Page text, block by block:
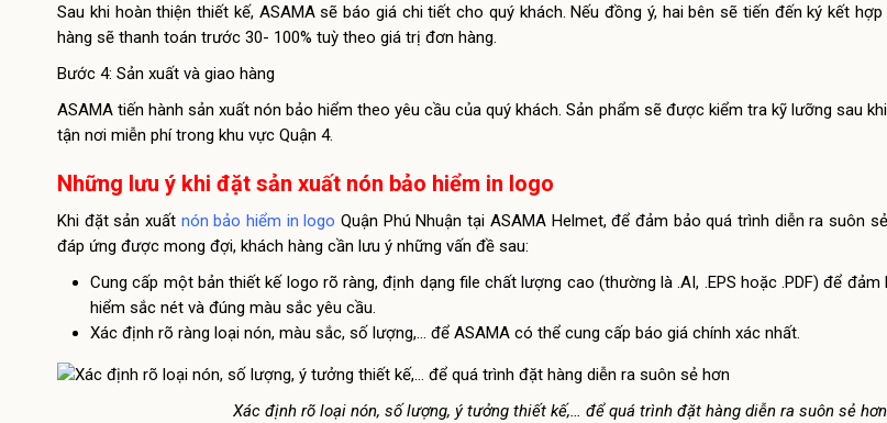
Sau khi hoàn thiện thiết kế, ASAMA sẽ báo giá chi tiết cho quý khách. Nếu đồng ý, hai bên sẽ tiến đến ký kết
hàng sẽ thanh toán trước 30- 100% tuỳ theo giá trị đơn hàng.
Bước 4: Sản xuất và giao hàng
ASAMA tiến hành sản xuất nón bảo hiểm theo yêu cầu của quý khách. Sản phẩm sẽ được kiểm tra kỹ lưỡng sau
tận nơi miễn phí trong khu vực Quận 4.
Những lưu ý khi đặt sản xuất nón bảo hiểm in logo
Khi đặt sản xuất nón bảo hiểm in logo Quận Phú Nhuận tại ASAMA Helmet, để đảm bảo quá trình diễn ra suôn
đáp ứng được mong đợi, khách hàng cần lưu ý những vấn đề sau:
Cung cấp một bản thiết kế logo rõ ràng, định dạng file chất lượng cao (thường là .AI, .EPS hoặc .PDF) để
hiểm sắc nét và đúng màu sắc yêu cầu.
Xác định rõ ràng loại nón, màu sắc, số lượng,… để ASAMA có thể cung cấp báo giá chính xác nhất.
Xác định rõ loại nón, số lượng, ý tưởng thiết kế,… để quá trình đặt hàng diễn ra suôn sẻ hơn